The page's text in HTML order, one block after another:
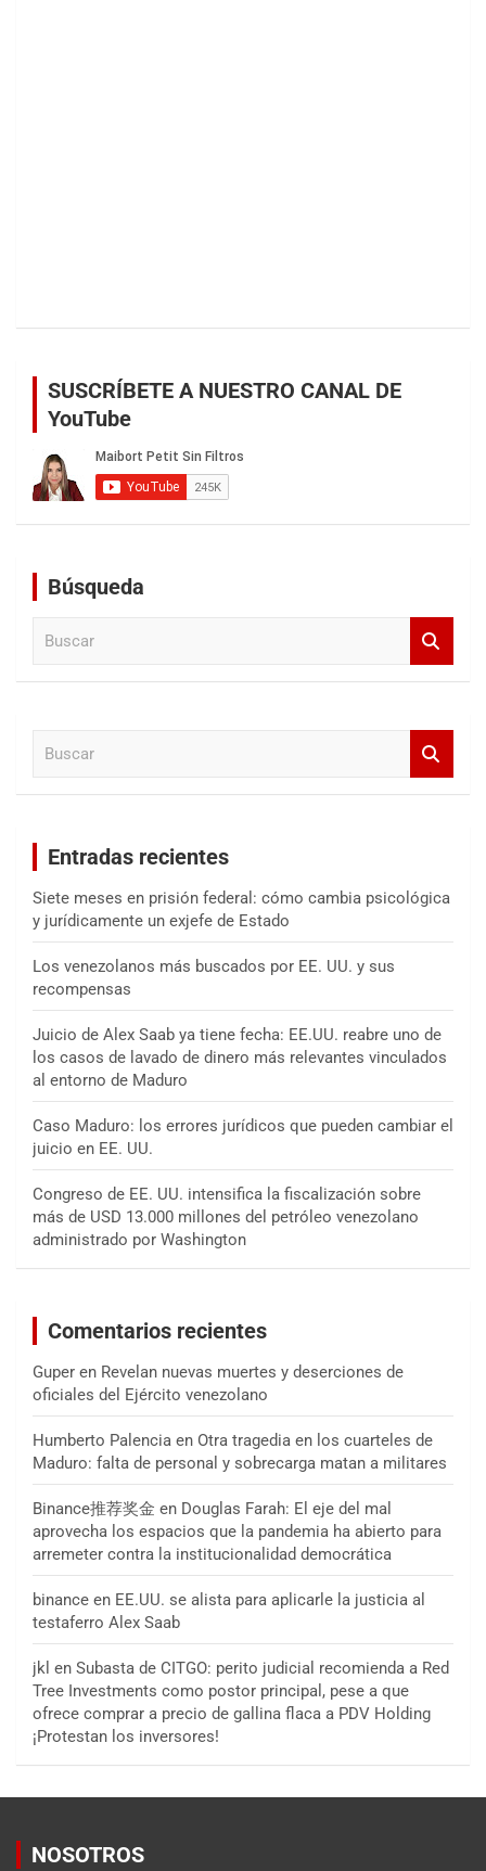
SUSCRÍBETE A NUESTRO CANAL DE
YouTube
Búsqueda
Entradas recientes
Siete meses en prisión federal: cómo cambia psicológica
y jurídicamente un exjefe de Estado
Los venezolanos más buscados por EE. UU. y sus
recompensas
Juicio de Alex Saab ya tiene fecha: EE.UU. reabre uno de
los casos de lavado de dinero más relevantes vinculados
al entorno de Maduro
Caso Maduro: los errores jurídicos que pueden cambiar el
juicio en EE. UU.
Congreso de EE. UU. intensifica la fiscalización sobre
más de USD 13.000 millones del petróleo venezolano
administrado por Washington
Comentarios recientes
Guper en Revelan nuevas muertes y deserciones de
oficiales del Ejército venezolano
Humberto Palencia en Otra tragedia en los cuarteles de
Maduro: falta de personal y sobrecarga matan a militares
Binance推荐奖金 en Douglas Farah: El eje del mal
aprovecha los espacios que la pandemia ha abierto para
arremeter contra la institucionalidad democrática
binance en EE.UU. se alista para aplicarle la justicia al
testaferro Alex Saab
jkl en Subasta de CITGO: perito judicial recomienda a Red
Tree Investments como postor principal, pese a que
ofrece comprar a precio de gallina flaca a PDV Holding
¡Protestan los inversores!
NOSOTROS